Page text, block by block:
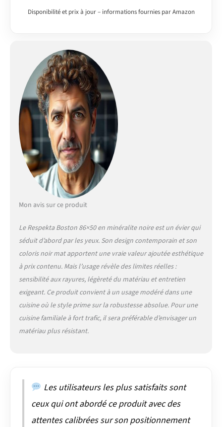
pierre naturelle > 60 % ||
Disponibilité et prix à jour – informations fournies par Amazon
Mon avis sur ce produit
Le Respekta Boston 86×50 en minéralite noire est un évier qui
séduit d’abord par les yeux. Son design contemporain et son
coloris noir mat apportent une vraie valeur ajoutée esthétique
à prix contenu. Mais l’usage révèle des limites réelles :
sensibilité aux rayures, légèreté du matériau et entretien
exigeant. Ce produit convient à un usage modéré dans une
cuisine où le style prime sur la robustesse absolue. Pour une
cuisine familiale à fort trafic, il sera préférable d’envisager un
matériau plus résistant.
Les utilisateurs les plus satisfaits sont
ceux qui ont abordé ce produit avec des
attentes calibrées sur son positionnement